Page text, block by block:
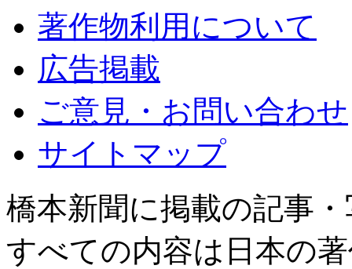
著作物利用について
広告掲載
ご意見・お問い合わせ
サイトマップ
橋本新聞に掲載の記事
すべての内容は日本の